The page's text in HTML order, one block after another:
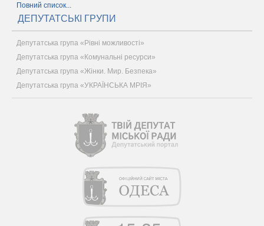
Повний список...
ДЕПУТАТСЬКІ ГРУПИ
Депутатська група «Рівні можливості»
Депутатська група «Комунальні ресурси»
Депутатська група «Жінки. Мир. Безпека»
Депутатська група «УКРАЇНСЬКА МРІЯ»